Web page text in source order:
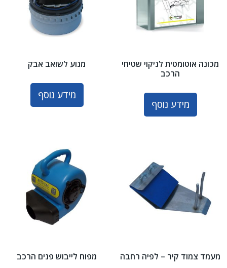
מכונה אוטומטית לניקוי שטיחי
הרכב
מידע נוסף
מנוע לשואב אבק
מידע נוסף
מעמד צמוד קיר – לפיה רחבה מפוח לייבוש פנים הרכב